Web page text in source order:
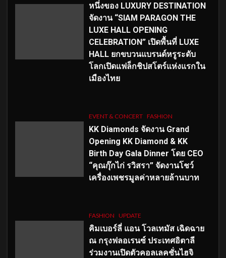
หนึ่งของ LUXURY DESTINATION
จัดงาน “SIAM PARAGON THE
LUXE HALL OPENING
CELEBRATION” เปิดพื้นที่ LUXE
HALL ยกขบวนแบรนด์หรูระดับ
โลกเปิดแฟล็กชิปสโตร์แห่งแรกใน
เมืองไทย
EVENT & CONCERT FASHION
KK Diamonds จัดงาน Grand
Opening KK Diamond & KK
Birth Day Gala Dinner โดย CEO
“คุณกุ๊กไก่ รวิสรา” จัดงานโชว์
เครื่องเพชรมูลค่าหลายล้านบาท
FASHION UPDATE
คิมเบอร์ลี่ แอน โวลเทมัส เฉิดฉาย
ณ กรุงฟลอเรนซ์ ประเทศอิตาลี
ร่วมงานเปิดตัวคอลเลคชั่นไฮจิ